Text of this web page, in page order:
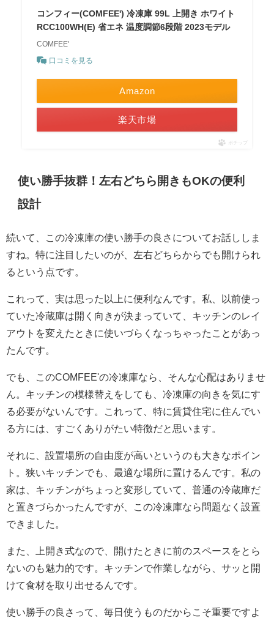
コンフィー(COMFEE') 冷凍庫 99L 上開き ホワイト
RCC100WH(E) 省エネ 温度調節6段階 2023モデル
COMFEE'
口コミを見る
Amazon
楽天市場
ポチップ
使い勝手抜群！左右どちら開きもOKの便利
設計
続いて、この冷凍庫の使い勝手の良さについてお話ししま
すね。特に注目したいのが、左右どちらからでも開けられ
るという点です。
これって、実は思った以上に便利なんです。私、以前使っ
ていた冷蔵庫は開く向きが決まっていて、キッチンのレイ
アウトを変えたときに使いづらくなっちゃったことがあっ
たんです。
でも、このCOMFEE'の冷凍庫なら、そんな心配はありませ
ん。キッチンの模様替えをしても、冷凍庫の向きを気にす
る必要がないんです。これって、特に賃貸住宅に住んでい
る方には、すごくありがたい特徴だと思います。
それに、設置場所の自由度が高いというのも大きなポイン
ト。狭いキッチンでも、最適な場所に置けるんです。私の
家は、キッチンがちょっと変形していて、普通の冷蔵庫だ
と置きづらかったんですが、この冷凍庫なら問題なく設置
できました。
また、上開き式なので、開けたときに前のスペースをとら
ないのも魅力的です。キッチンで作業しながら、サッと開
けて食材を取り出せるんです。
使い勝手の良さって、毎日使うものだからこそ重要ですよ